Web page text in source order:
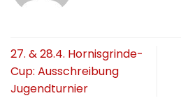
27. & 28.4. Hornisgrinde-
Cup: Ausschreibung
Jugendturnier